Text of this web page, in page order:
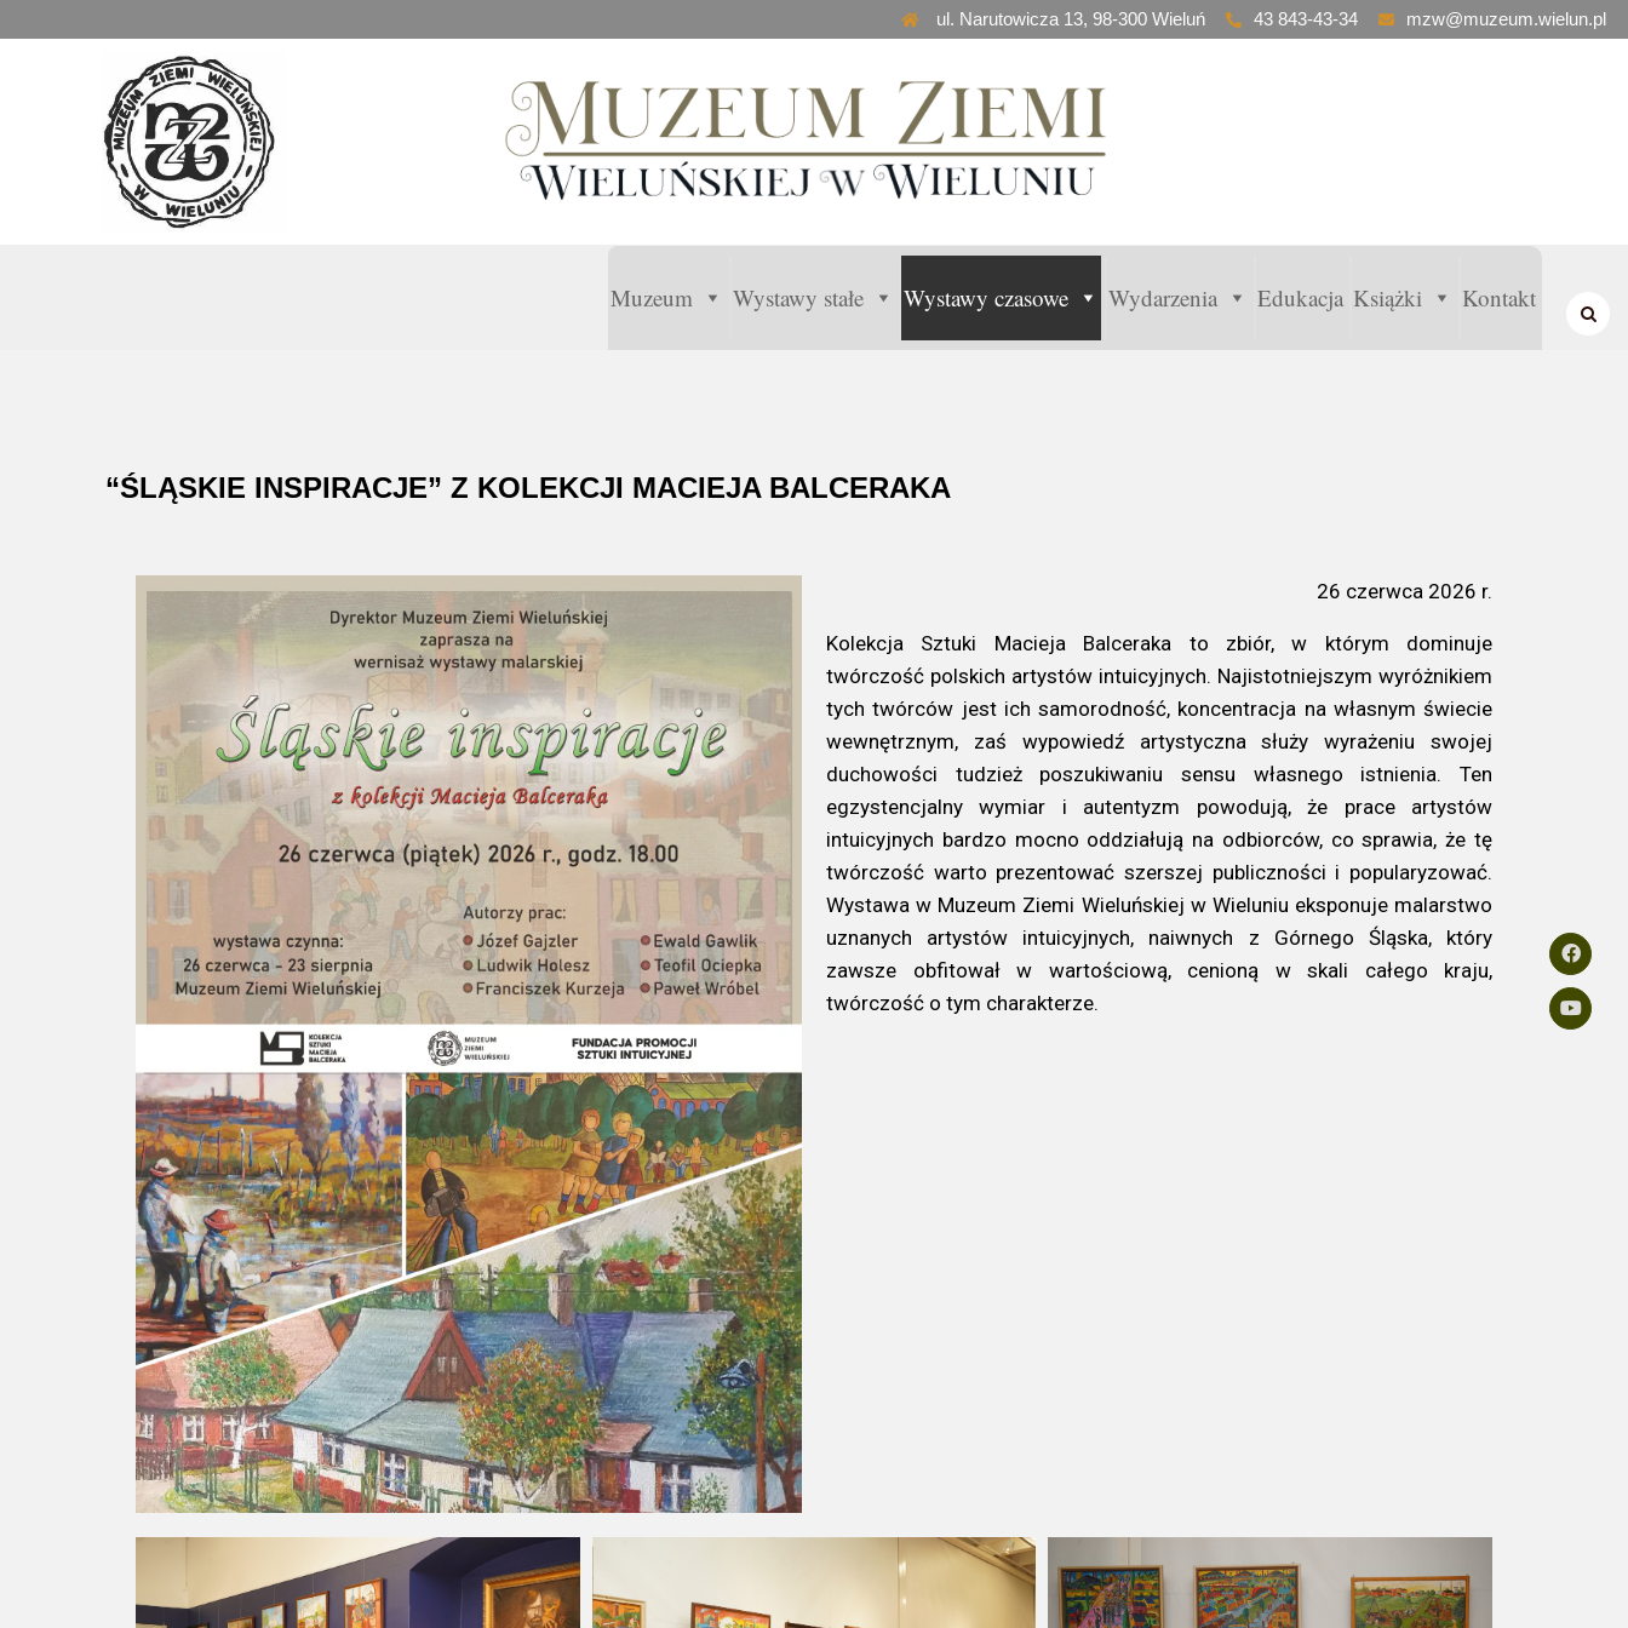
ul. Narutowicza 13, 98-300 Wieluń 43 843-43-34 mzw@muzeum.wielun.pl
Muzeum Wystawy stałe Wystawy czasowe Wydarzenia Edukacja Książki Kontakt
“ŚLĄSKIE INSPIRACJE” Z KOLEKCJI MACIEJA BALCERAKA
26 czerwca 2026 r.
Kolekcja Sztuki Macieja Balceraka to zbiór, w którym dominuje
twórczość polskich artystów intuicyjnych. Najistotniejszym wyróżnikiem
tych twórców jest ich samorodność, koncentracja na własnym świecie
wewnętrznym, zaś wypowiedź artystyczna służy wyrażeniu swojej
duchowości tudzież poszukiwaniu sensu własnego istnienia. Ten
egzystencjalny wymiar i autentyzm powodują, że prace artystów
intuicyjnych bardzo mocno oddziałują na odbiorców, co sprawia, że tę
twórczość warto prezentować szerszej publiczności i popularyzować.
Wystawa w Muzeum Ziemi Wieluńskiej w Wieluniu eksponuje malarstwo
uznanych artystów intuicyjnych, naiwnych z Górnego Śląska, który
zawsze obfitował w wartościową, cenioną w skali całego kraju,
twórczość o tym charakterze.